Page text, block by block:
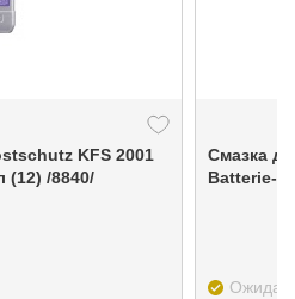
KFS 2001
Plus G 12+ LIQUI MOLY 1л (12) /8840/
Смазка д/
Batterie-